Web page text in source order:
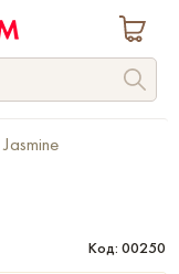
Jasmine
Код: 00250